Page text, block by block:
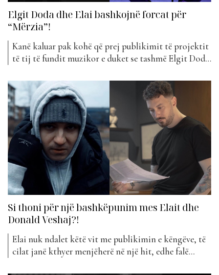
Elgit Doda dhe Elai bashkojnë forcat për
“Mërzia”!
Kanë kaluar pak kohë që prej publikimit të projektit
të tij të fundit muzikor e duket se tashmë Elgit Doda
baladat e dashurisë dhe të godasë në zemrën e
pulikut. Elgiti tashmë ka ardhur me një bashkëpunim
me Elain, të...
Si thoni për një bashkëpunim mes Elait dhe
Donald Veshaj?!
Elai nuk ndalet këtë vit me publikimin e këngëve, të
cilat janë kthyer menjëherë në një hit, edhe falë